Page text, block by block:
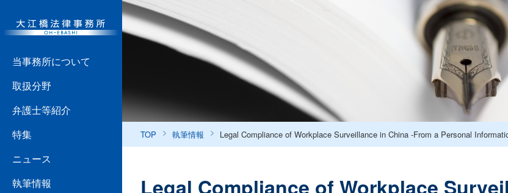
当事務所について
取扱分野
弁護士等紹介
特集
ニュース
執筆情報
TOP 執筆情報 Legal Compliance of Workplace Surveillance in China -From a Personal
Legal Compliance of Workplace